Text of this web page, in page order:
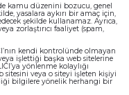
kamu düzenini bozucu, genel
yasalara aykırı bir amaç için,
şekilde kullanamaz. Ayrıca,
zorlaştırıcı faaliyet (spam,
kendi kontrolünde olmayan
işlettiği başka web sitelerine
yönlenme kolaylığı
veya o siteyi işleten kişiyi
bilgilere yönelik herhangi bir